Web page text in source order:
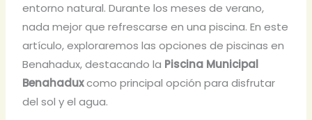
entorno natural. Durante los meses de verano,
nada mejor que refrescarse en una piscina. En este
artículo, exploraremos las opciones de piscinas en
Benahadux, destacando la Piscina Municipal
Benahaduxcomo principal opción para disfrutar
del sol y el agua.